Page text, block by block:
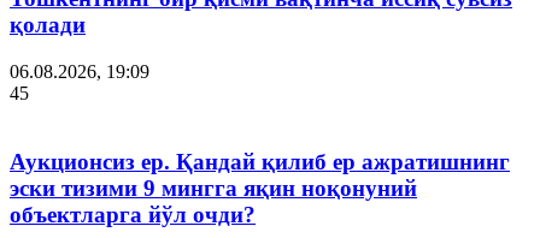
қолади
06.08.2026, 19:09
45
Аукционсиз ер. Қандай қилиб ер ажратишнинг
эски тизими 9 мингга яқин ноқонуний
объектларга йўл очди?